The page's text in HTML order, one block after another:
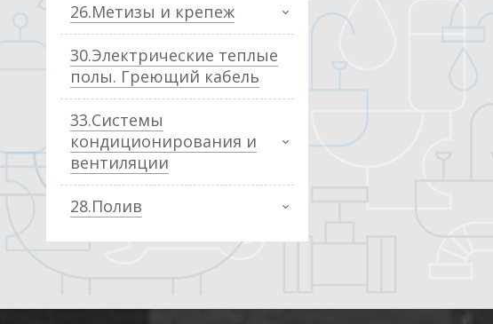
26.Метизы и крепеж
30.Электрические теплые
полы. Греющий кабель
33.Системы
кондиционирования и
вентиляции
28.Полив